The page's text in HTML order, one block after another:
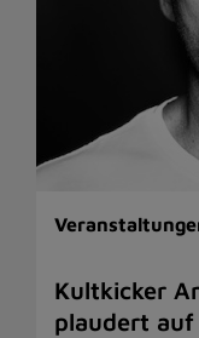
Kultkicker
plaudert auf